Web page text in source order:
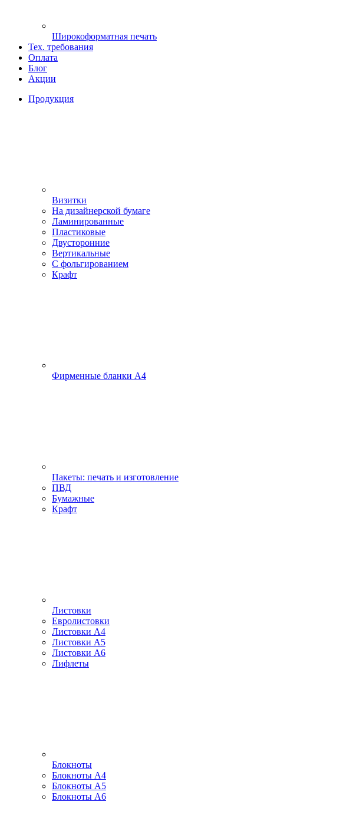
Широкоформатная печать
Тех. требования
Оплата
Блог
Акции
Продукция
Визитки
На дизайнерской бумаге
Ламинированные
Пластиковые
Двусторонние
Вертикальные
С фольгированием
Крафт
Фирменные бланки А4
Пакеты: печать и изготовление
ПВД
Бумажные
Крафт
Листовки
Евролистовки
Листовки А4
Листовки А5
Листовки А6
Лифлеты
Блокноты
Блокноты А4
Блокноты А5
Блокноты А6